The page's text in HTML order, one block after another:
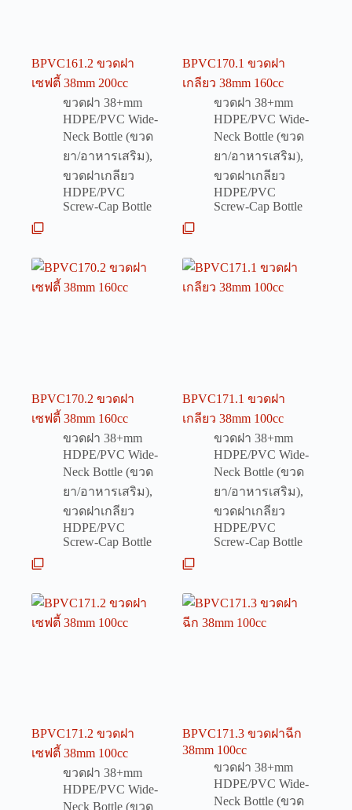
BPVC161.2 ขวดฝา
เซฟตี้ 38mm 200cc
ขวดฝา 38+mm
HDPE/PVC Wide-
Neck Bottle (ขวด
ยา/อาหารเสริม),
ขวดฝาเกลียว
HDPE/PVC
Screw-Cap Bottle
BPVC170.1 ขวดฝา
เกลียว 38mm 160cc
ขวดฝา 38+mm
HDPE/PVC Wide-
Neck Bottle (ขวด
ยา/อาหารเสริม),
ขวดฝาเกลียว
HDPE/PVC
Screw-Cap Bottle
BPVC170.2 ขวดฝา
เซฟตี้ 38mm 160cc
ขวดฝา 38+mm
HDPE/PVC Wide-
Neck Bottle (ขวด
ยา/อาหารเสริม),
ขวดฝาเกลียว
HDPE/PVC
Screw-Cap Bottle
BPVC171.1 ขวดฝา
เกลียว 38mm 100cc
ขวดฝา 38+mm
HDPE/PVC Wide-
Neck Bottle (ขวด
ยา/อาหารเสริม),
ขวดฝาเกลียว
HDPE/PVC
Screw-Cap Bottle
BPVC171.2 ขวดฝา
เซฟตี้ 38mm 100cc
ขวดฝา 38+mm
HDPE/PVC Wide-
Neck Bottle (ขวด
BPVC171.3 ขวดฝาฉีก
38mm 100cc
ขวดฝา 38+mm
HDPE/PVC Wide-
Neck Bottle (ขวด